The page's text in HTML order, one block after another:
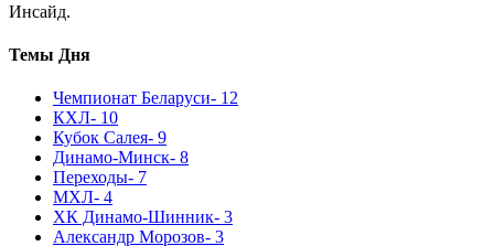
Инсайд.
Темы Дня
Чемпионат Беларуси- 12
КХЛ- 10
Кубок Салея- 9
Динамо-Минск- 8
Переходы- 7
МХЛ- 4
ХК Динамо-Шинник- 3
Александр Морозов- 3